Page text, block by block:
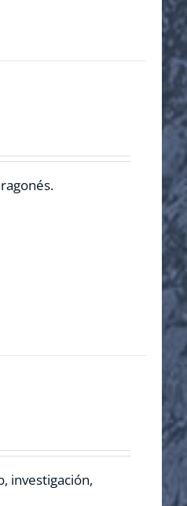
investigación,